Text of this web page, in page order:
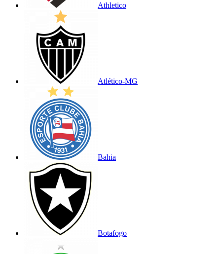
Athletico
Atlético-MG
Bahia
Botafogo